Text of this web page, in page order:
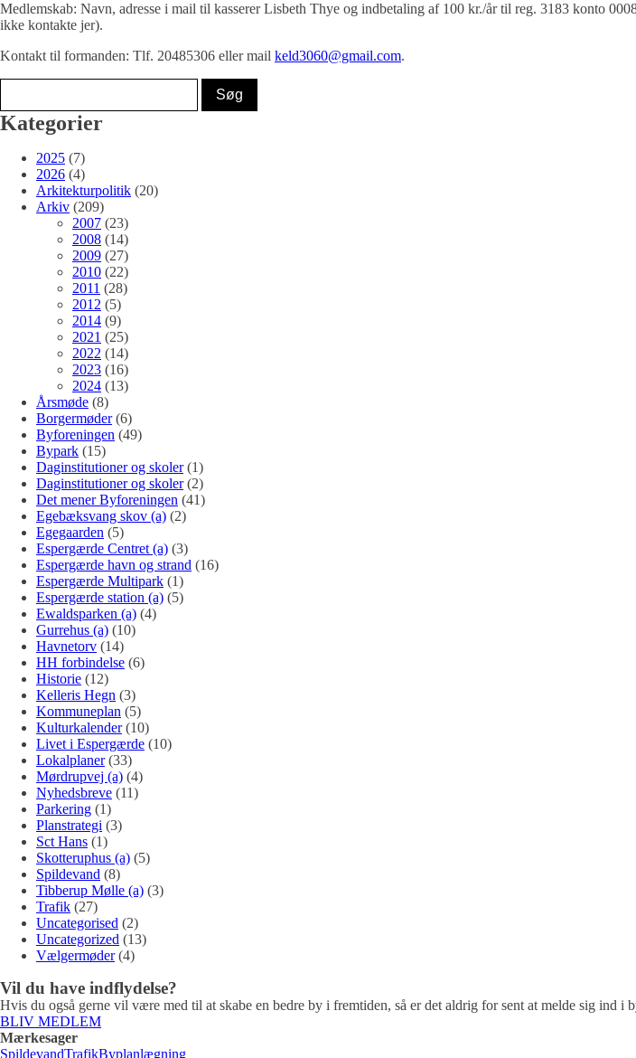
Medlemskab: Navn, adresse i mail til kasserer Lisbeth Thye og indbetaling af 100 kr./år til reg. 3183 konto
ikke kontakte jer).
Kontakt til formanden: Tlf. 20485306 eller mail keld3060@gmail.com.
Kategorier
2025 (7)
2026 (4)
Arkitekturpolitik (20)
Arkiv (209)
2007 (23)
2008 (14)
2009 (27)
2010 (22)
2011 (28)
2012 (5)
2014 (9)
2021 (25)
2022 (14)
2023 (16)
2024 (13)
Årsmøde (8)
Borgermøder(6)
Byforeningen (49)
Bypark (15)
Daginstitutioner og skoler(1)
Daginstitutioner og skoler(2)
Det mener Byforeningen (41)
Egebæksvang skov (a) (2)
Egegaarden (5)
Espergærde Centret (a) (3)
Espergærde havn og strand (16)
Espergærde Multipark (1)
Espergærde station (a) (5)
Ewaldsparken (a) (4)
Gurrehus (a) (10)
Havnetorv (14)
HH forbindelse (6)
Historie (12)
Kelleris Hegn (3)
Kommuneplan (5)
Kulturkalender(10)
Livet i Espergærde (10)
Lokalplaner(33)
Mørdrupvej (a) (4)
Nyhedsbreve (11)
Parkering (1)
Planstrategi (3)
Sct Hans (1)
Skotteruphus (a) (5)
Spildevand (8)
Tibberup Mølle (a) (3)
Trafik (27)
Uncategorised (2)
Uncategorized (13)
Vælgermøder(4)
Vil du have indflydelse?
Hvis du også gerne vil være med til at skabe en bedre by i fremtiden, så er det aldrig for sent at melde sig ind i
BLIV MEDLEM
Mærkesager
SpildevandTrafikByplanlægning